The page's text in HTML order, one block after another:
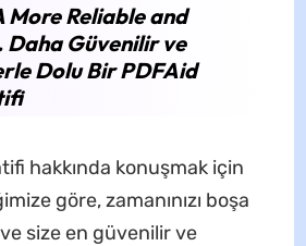
More Reliable and
Daha Güvenilir ve
Dolu Bir PDFAid
hakkında konuşmak için
göre, zamanınızı boşa
size en güvenilir ve